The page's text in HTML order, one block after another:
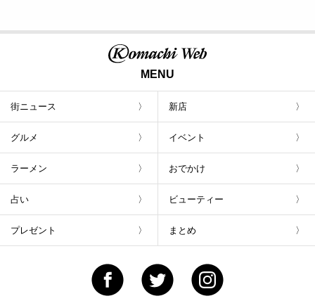
MENU
街ニュース 新店
グルメ イベント
ラーメン おでかけ
占い ビューティー
プレゼント まとめ